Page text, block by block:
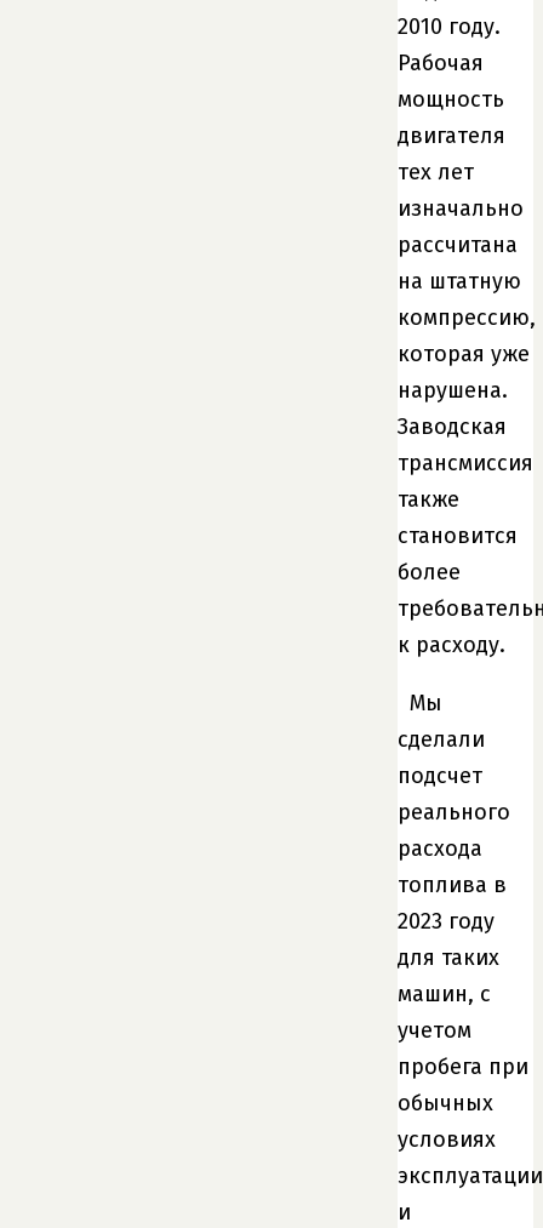
2010 году.
Рабочая
мощность
двигателя
тех лет
изначально
рассчитана
на штатную
компрессию,
которая уже
нарушена.
Заводская
трансмиссия
также
становится
более
к расходу.
Мы
сделали
подсчет
реального
расхода
топлива в
2023 году
для таких
машин, с
учетом
пробега при
обычных
условиях
эксплуатации
и